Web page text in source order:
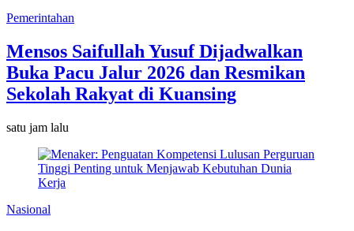
Pemerintahan
Mensos Saifullah Yusuf Dijadwalkan
Buka Pacu Jalur 2026 dan Resmikan
Sekolah Rakyat di Kuansing
satu jam lalu
Nasional